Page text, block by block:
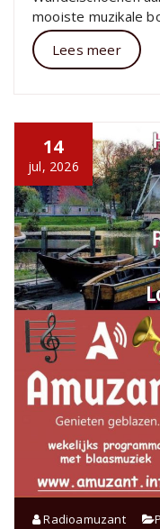
mooiste muzikale
Lees meer
14
jul, 2026
Radioamuzant